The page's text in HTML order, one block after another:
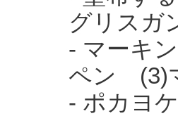
グリスガ
- マーキ
ペン (3)
- ポカヨ